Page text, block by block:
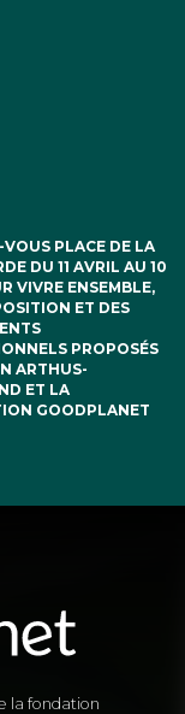
VOUS PLACE DE LA
DU 11 AVRIL AU 10
VIVRE ENSEMBLE,
ET DES
PROPOSÉS
ARTHUS-
ET LA
GOODPLANET
la fondation